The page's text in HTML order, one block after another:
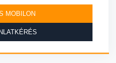
MOBILON